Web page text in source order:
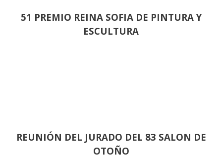
51 PREMIO REINA SOFIA DE PINTURA Y
ESCULTURA
REUNIÓN DEL JURADO DEL 83 SALON DE
OTOÑO